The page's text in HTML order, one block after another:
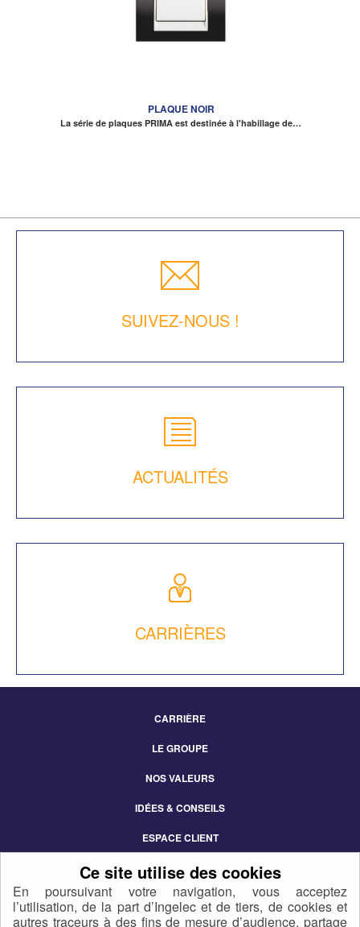
En poursuivant votre navigation, vous acceptez
l’utilisation, de la part d’Ingelec et de tiers, de cookies et
autres traceurs à des fins de mesure d’audience, partage
PLAQUE NOIR
La série de plaques PRIMA est destinée à l'habillage de…
SUIVEZ-NOUS !
ACTUALITÉS
CARRIÈRES
CARRIÈRE
LE GROUPE
NOS VALEURS
IDÉES & CONSEILS
ESPACE CLIENT
CONTACT